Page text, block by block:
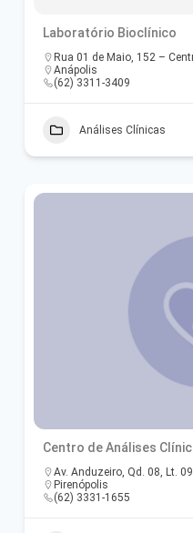
Laboratório Bioclínico
Rua 01 de Maio, 152 –
Anápolis
(62) 3311-3409
Análises Clínicas
Centro de Análises
Av. Anduzeiro, Qd. 08, Lt.
Pirenópolis
(62) 3331-1655